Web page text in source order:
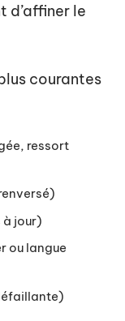
d’affiner le
courantes
ressort
à jour)
ou langue